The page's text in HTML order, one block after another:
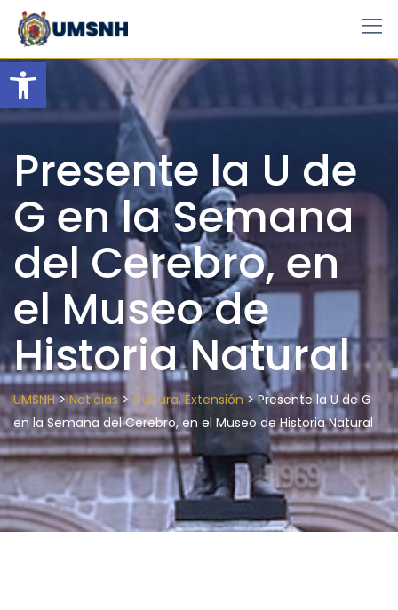
Open toolbar
Skip
content
Presente la U de
G en la Semana
del Cerebro, en
el Museo de
Historia Natural
UMSNH>Noticias> Cultura, Extensión>Presente la U de G
en la Semana del Cerebro, en el Museo de Historia Natural